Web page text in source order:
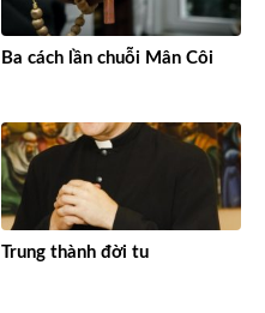
Ba cách lần chuỗi Mân Côi
Trung thành đời tu